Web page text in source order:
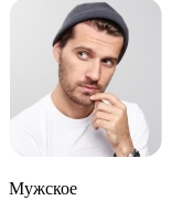
Мужское